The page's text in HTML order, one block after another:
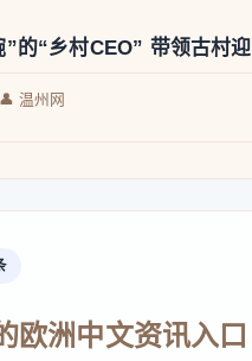
的“乡村CEO” 带领古村
👤 温州网
欧洲中文资讯入口